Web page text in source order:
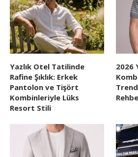
Yazlık Otel Tatilinde
Rafine Şıklık: Erkek
Pantolon ve Tişört
Kombinleriyle Lüks
Resort Stili
2026